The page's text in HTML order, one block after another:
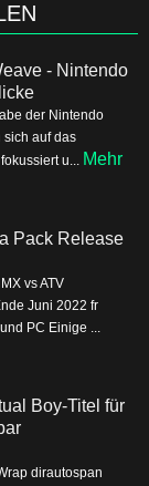
- Nintendo
der Nintendo
sich auf das
u... Mehr
Pack Release
vs ATV
Juni 2022 fr
PC Einige ...
Boy-Titel für
dirautospan